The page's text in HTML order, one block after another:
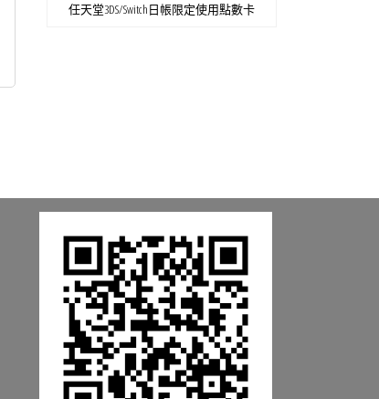
任天堂3DS/Switch日帳限定使用點數卡